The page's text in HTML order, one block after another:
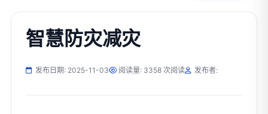
智慧防灾减灾
发布日期: 2025-11-03 阅读量: 3358 次阅读 发布者: